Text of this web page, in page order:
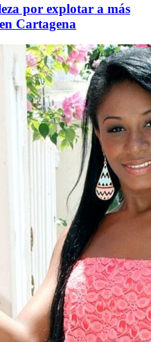
por explotar a más
Cartagena